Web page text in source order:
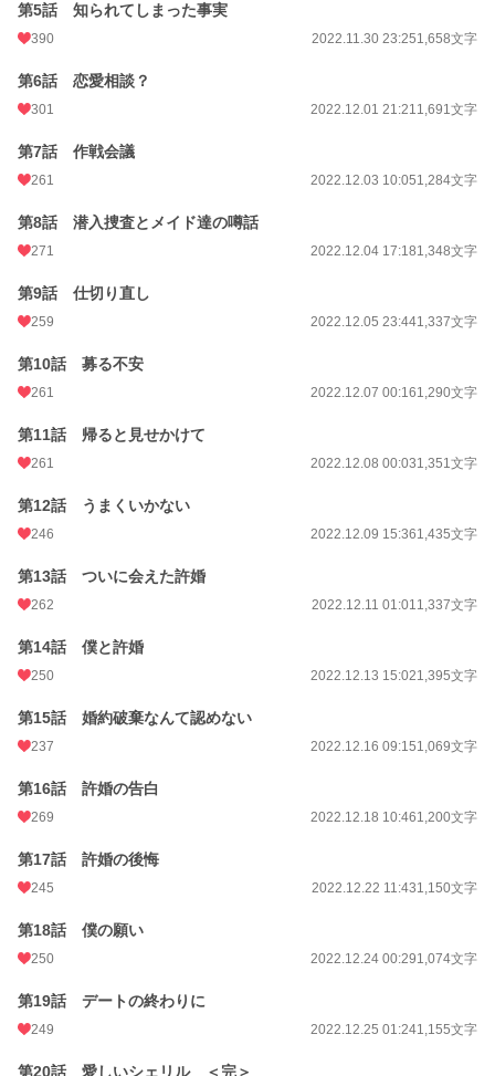
年間ポイント 210,493 pt (2,942 位)
第5話 知られてしまった事実
390 2022.11.30 23:251,658文字
第6話 恋愛相談？
301 2022.12.01 21:211,691文字
第7話 作戦会議
261 2022.12.03 10:051,284文字
第8話 潜入捜査とメイド達の噂話
271 2022.12.04 17:181,348文字
第9話 仕切り直し
259 2022.12.05 23:441,337文字
第10話 募る不安
261 2022.12.07 00:161,290文字
第11話 帰ると見せかけて
261 2022.12.08 00:031,351文字
第12話 うまくいかない
246 2022.12.09 15:361,435文字
第13話 ついに会えた許婚
262 2022.12.11 01:011,337文字
第14話 僕と許婚
250 2022.12.13 15:021,395文字
第15話 婚約破棄なんて認めない
237 2022.12.16 09:151,069文字
第16話 許婚の告白
269 2022.12.18 10:461,200文字
第17話 許婚の後悔
245 2022.12.22 11:431,150文字
第18話 僕の願い
250 2022.12.24 00:291,074文字
第19話 デートの終わりに
249 2022.12.25 01:241,155文字
第20話 愛しいシェリル ＜完＞